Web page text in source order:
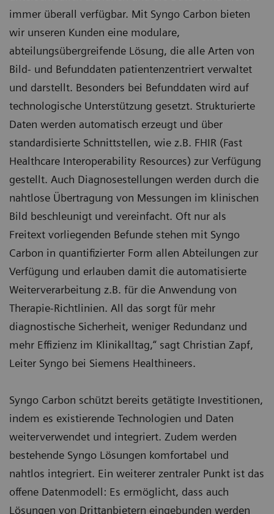
immer überall verfügbar. Mit Syngo Carbon bieten
wir unseren Kunden eine modulare,
abteilungsübergreifende Lösung, die alle Arten von
Bild- und Befunddaten patientenzentriert verwaltet
und darstellt. Besonders bei Befunddaten wird auf
technologische Unterstützung gesetzt. Strukturierte
Daten werden automatisch erzeugt und über
standardisierte Schnittstellen, wie z.B. FHIR (Fast
Healthcare Interoperability Resources) zur Verfügung
gestellt. Auch Diagnosestellungen werden durch die
nahtlose Übertragung von Messungen im klinischen
Bild beschleunigt und vereinfacht. Oft nur als
Freitext vorliegenden Befunde stehen mit Syngo
Carbon in quantifizierter Form allen Abteilungen zur
Verfügung und erlauben damit die automatisierte
Weiterverarbeitung z.B. für die Anwendung von
Therapie-Richtlinien. All das sorgt für mehr
diagnostische Sicherheit, weniger Redundanz und
mehr Effizienz im Klinikalltag,“ sagt Christian Zapf,
Leiter Syngo bei Siemens Healthineers.
Syngo Carbon schützt bereits getätigte Investitionen,
indem es existierende Technologien und Daten
weiterverwendet und integriert. Zudem werden
bestehende Syngo Lösungen komfortabel und
nahtlos integriert. Ein weiterer zentraler Punkt ist das
offene Datenmodell: Es ermöglicht, dass auch
Lösungen von Drittanbietern eingebunden werden